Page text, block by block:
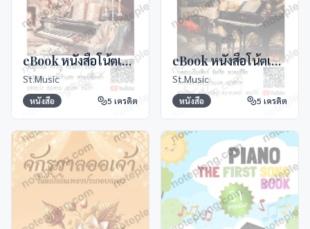
eBook หนังสือโน้ตเปียโนไทยอมตะ 2
St.Music
หนังสือ 5 เครดิต
eBook หนังสือโน้ตเปียโนไทยอมตะ 1
St.Music
หนังสือ 5 เครดิต